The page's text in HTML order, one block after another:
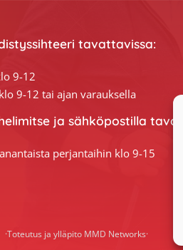
tavattavissa:
9-12
9-12 tai ajan varauksella
ja sähköpostilla
perjantaihin klo 9-15
·Toteutus ja ylläpito MMD Networks·